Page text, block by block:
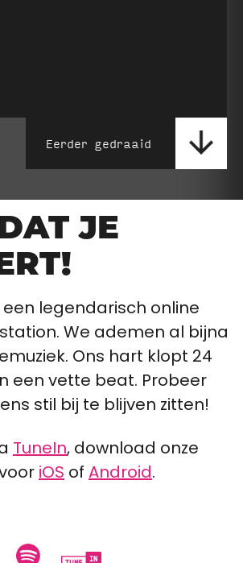
Eerder gedraaid
JE
een legendarisch online
We ademen al bijna
Ons hart klopt 24
een vette beat. Probeer
stil bij te blijven zitten!
TuneIn, download onze
iOS of Android .